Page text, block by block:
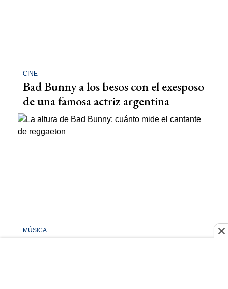
CINE
Bad Bunny a los besos con el exesposo
de una famosa actriz argentina
MÚSICA